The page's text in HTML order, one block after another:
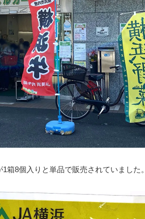
箱8個入りと単品で販売されていました。